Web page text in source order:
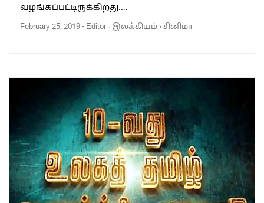
வழங்கப்பட்டிருக்கிறது.…
February 25, 2019- Editor · இலக்கியம்›சினிமா